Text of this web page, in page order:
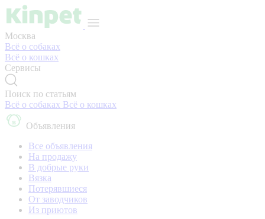
Москва
Всё о собаках
Всё о кошках
Сервисы
Поиск по статьям
Всё о собаках Всё о кошках
Объявления
Все объявления
На продажу
В добрые руки
Вязка
Потерявшиеся
От заводчиков
Из приютов